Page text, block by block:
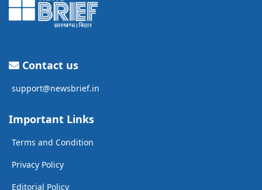
Contact us
support@newsbrief.in
Important Links
Terms and Condition
Privacy Policy
Editorial Policy